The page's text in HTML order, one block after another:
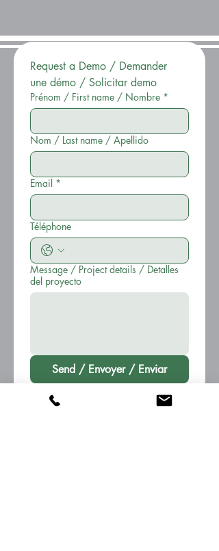
Request a Demo / Demander
une démo / Solicitar demo
Prénom / First name / Nombre *
Nom / Last name / Apellido
Email *
Téléphone
Message / Project details / Detalles
del proyecto
Send / Envoyer / Enviar